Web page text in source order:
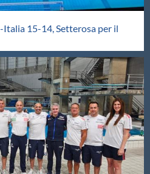
15-14, Setterosa per il